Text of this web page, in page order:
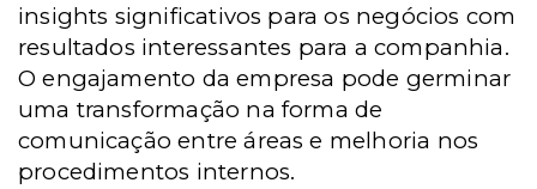
insights significativos para os negócios com
resultados interessantes para a companhia.
O engajamento da empresa pode germinar
uma transformação na forma de
comunicação entre áreas e melhoria nos
procedimentos internos.